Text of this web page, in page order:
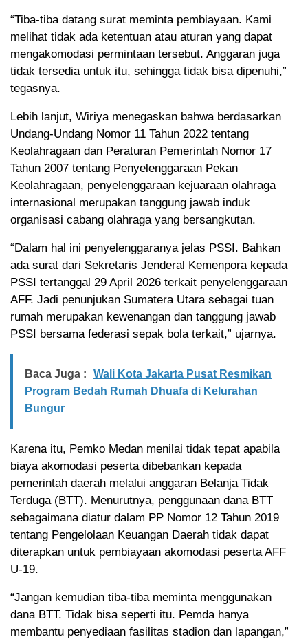
“Tiba-tiba datang surat meminta pembiayaan. Kami
melihat tidak ada ketentuan atau aturan yang dapat
mengakomodasi permintaan tersebut. Anggaran juga
tidak tersedia untuk itu, sehingga tidak bisa dipenuhi,”
tegasnya.
Lebih lanjut, Wiriya menegaskan bahwa berdasarkan
Undang-Undang Nomor 11 Tahun 2022 tentang
Keolahragaan dan Peraturan Pemerintah Nomor 17
Tahun 2007 tentang Penyelenggaraan Pekan
Keolahragaan, penyelenggaraan kejuaraan olahraga
internasional merupakan tanggung jawab induk
organisasi cabang olahraga yang bersangkutan.
“Dalam hal ini penyelenggaranya jelas PSSI. Bahkan
ada surat dari Sekretaris Jenderal Kemenpora kepada
PSSI tertanggal 29 April 2026 terkait penyelenggaraan
AFF. Jadi penunjukan Sumatera Utara sebagai tuan
rumah merupakan kewenangan dan tanggung jawab
PSSI bersama federasi sepak bola terkait,” ujarnya.
Baca Juga :
Wali Kota Jakarta Pusat Resmikan
Program Bedah Rumah Dhuafa di Kelurahan
Bungur
Karena itu, Pemko Medan menilai tidak tepat apabila
biaya akomodasi peserta dibebankan kepada
pemerintah daerah melalui anggaran Belanja Tidak
Terduga (BTT). Menurutnya, penggunaan dana BTT
sebagaimana diatur dalam PP Nomor 12 Tahun 2019
tentang Pengelolaan Keuangan Daerah tidak dapat
diterapkan untuk pembiayaan akomodasi peserta AFF
U-19.
“Jangan kemudian tiba-tiba meminta menggunakan
dana BTT. Tidak bisa seperti itu. Pemda hanya
membantu penyediaan fasilitas stadion dan lapangan,”